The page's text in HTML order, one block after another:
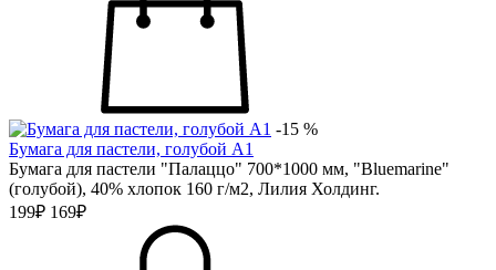
-15 %
Бумага для пастели, голубой А1
Бумага для пастели "Палаццо" 700*1000 мм, "Bluemarine"
(голубой), 40% хлопок 160 г/м2, Лилия Холдинг.
199₽ 169₽